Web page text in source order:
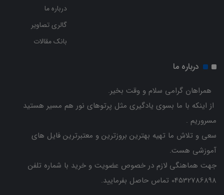
درباره ما
گالری تصاویر
بانک مقالات
درباره ما
همراهان گرامی سلام و وقت بخیر.
از اینکه با ما بسوی یادگیری مثل پرتوهای نور هم مسیر هستید
مسروریم .
سعی و تلاش ما تهیه بهترین بروزترین و معتبرترین فایل های
آموزشی هست.
جهت هماهنگی لازم در خصوص عضویت و خرید با شماره تلفن
04532786898 تماس حاصل بفرمایید.